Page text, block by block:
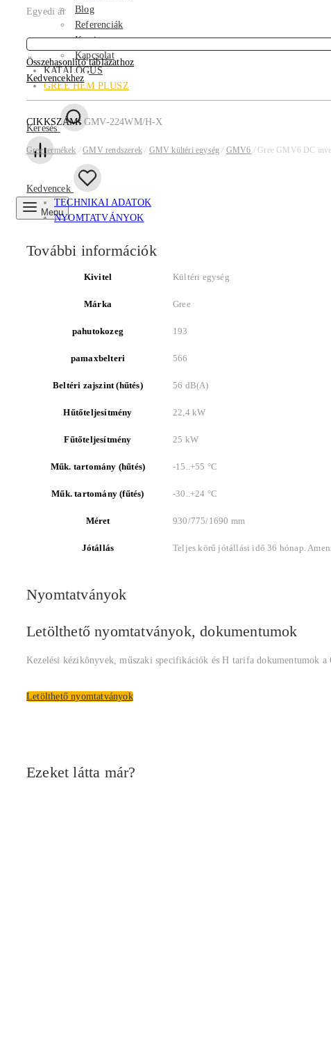
Blog
Referenciák
Karrier
Kapcsolat
KATALÓGUS
GREE HEM PLUSZ
Keresés
Kedvencek
Menu
Egyedi ár
Összehasonlító táblázathoz
Kedvencekhez
CIKKSZÁM: GMV-224WM/H-X
Gree termékek / GMV rendszerek / GMV kültéri egység / GMV6 /Gree GMV6 DC
TECHNIKAI ADATOK
NYOMTATVÁNYOK
További információk
Kivitel Kültéri egység
Márka Gree
pahutokozeg 193
pamaxbelteri 566
Beltéri zajszint (hűtés) 56 dB(A)
Hűtőteljesítmény 22,4 kW
Fűtőteljesítmény 25 kW
Műk. tartomány (hűtés) -15..+55 °C
Műk. tartomány (fűtés) -30..+24 °C
Méret 930/775/1690 mm
Jótállás Teljes körű jótállási idő 36 hónap.
Nyomtatványok
Letölthető nyomtatványok, dokumentumok
Kezelési kézikönyvek, műszaki specifikációk és H tarifa dokumentumok
Letölthető nyomtatványok
Ezeket látta már?